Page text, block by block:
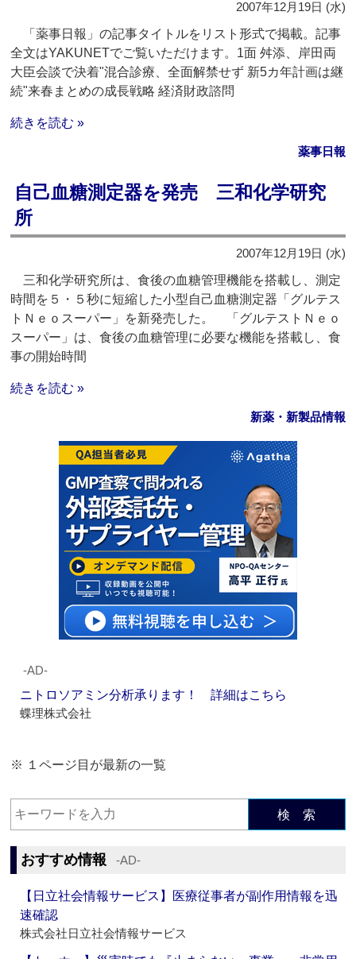
2007年12月19日 (水)
「薬事日報」の記事タイトルをリスト形式で掲載。記事
全文はYAKUNETでご覧いただけます。1面 舛添、岸田両
大臣会談で決着"混合診療、全面解禁せず 新5カ年計画は継
続"来春まとめの成長戦略 経済財政諮問
続きを読む »
薬事日報
自己血糖測定器を発売 三和化学研究
所
2007年12月19日 (水)
三和化学研究所は、食後の血糖管理機能を搭載し、測定
時間を５・５秒に短縮した小型自己血糖測定器「グルテス
トＮｅｏスーパー」を新発売した。 「グルテストＮｅｏ
スーパー」は、食後の血糖管理に必要な機能を搭載し、食
事の開始時間
続きを読む »
新薬・新製品情報
‐AD‐
ニトロソアミン分析承ります！ 詳細はこちら
蝶理株式会社
※ １ページ目が最新の一覧
検 索
おすすめ情報 ‐AD‐
【日立社会情報サービス】医療従事者が副作用情報を迅
速確認
株式会社日立社会情報サービス